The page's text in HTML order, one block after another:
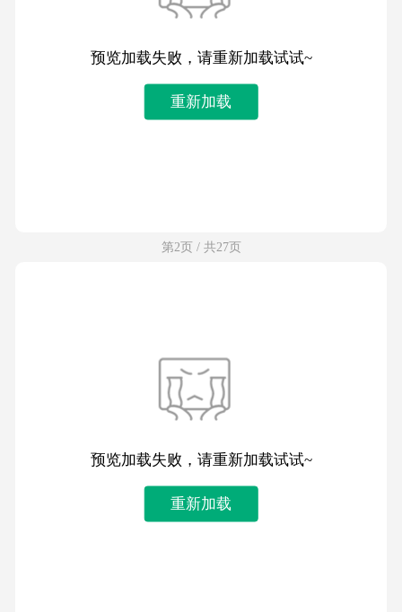
预览加载失败，请重新加载试试~
重新加载
第2页 / 共27页
预览加载失败，请重新加载试试~
重新加载